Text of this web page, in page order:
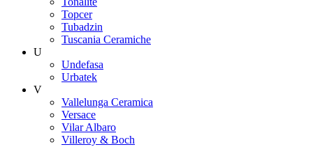
Topcer
Tubadzin
Tuscania Ceramiche
U
Undefasa
Urbatek
V
Vallelunga Ceramica
Versace
Vilar Albaro
Villeroy & Boch